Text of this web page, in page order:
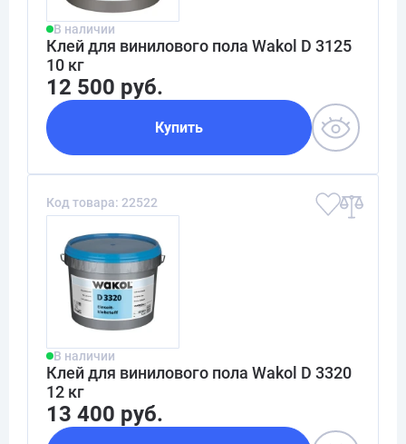
В наличии
Клей для винилового пола Wakol D 3125
10 кг
12 500 руб.
Купить
Код товара: 22522
В наличии
Клей для винилового пола Wakol D 3320
12 кг
13 400 руб.